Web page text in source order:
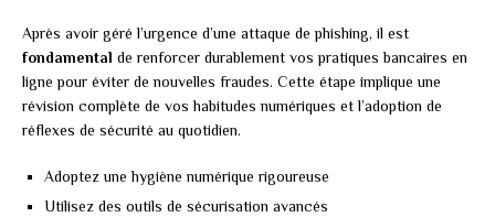
Après avoir géré l’urgence d’une attaque de phishing, il est
fondamental de renforcer durablement vos pratiques bancaires en
ligne pour éviter de nouvelles fraudes. Cette étape implique une
révision complète de vos habitudes numériques et l’adoption de
réflexes de sécurité au quotidien.
Adoptez une hygiène numérique rigoureuse
Utilisez des outils de sécurisation avancés